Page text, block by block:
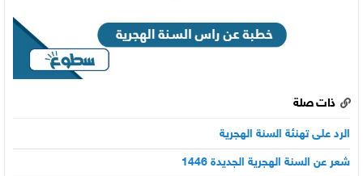
ذات صلة
الرد على تهنئة السنة الهجرية
شعر عن السنة الهجرية الجديدة 1446